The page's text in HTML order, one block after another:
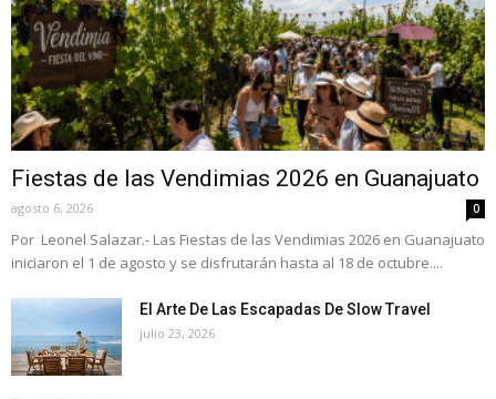
Fiestas de las Vendimias 2026 en Guanajuato
agosto 6, 2026 0
Por Leonel Salazar.- Las Fiestas de las Vendimias 2026 en Guanajuato
iniciaron el 1 de agosto y se disfrutarán hasta al 18 de octubre....
El Arte De Las Escapadas De Slow Travel
julio 23, 2026